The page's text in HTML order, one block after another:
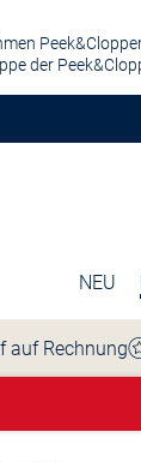
der
NEU
auf Rechnung